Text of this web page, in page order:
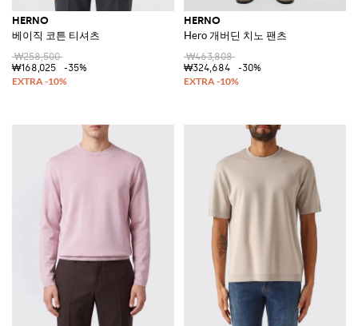
HERNO
베이직 코튼 티셔츠
₩258,500
₩168,025
-35%
HERNO
Hero 개버딘 치노 팬츠
₩463,808
₩324,684
-30%